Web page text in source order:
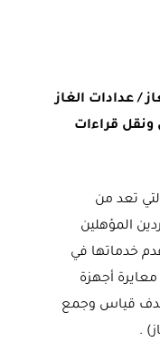
/ عدادات الغاز
قراءات
تعد من
المؤهلين
خدماتها في
أجهزة
قياس وجمع
.